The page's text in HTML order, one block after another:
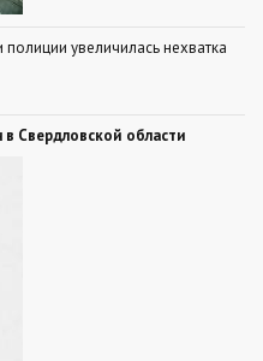
увеличилась нехватка
Свердловской области